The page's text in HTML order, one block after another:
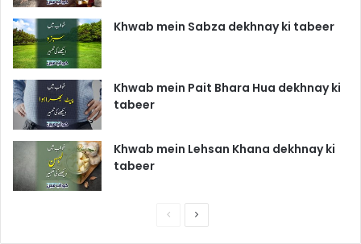
Khwab mein Sabza dekhnay ki tabeer
Khwab mein Pait Bhara Hua dekhnay ki
tabeer
Khwab mein Lehsan Khana dekhnay ki
tabeer